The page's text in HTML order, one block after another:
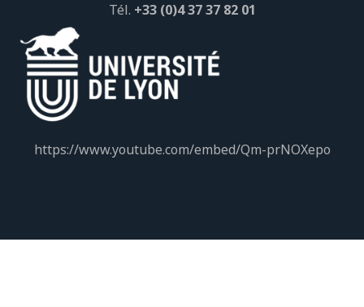
Tél. +33 (0)4 37 37 82 01
https://www.youtube.com/embed/Qm-prNOXepo